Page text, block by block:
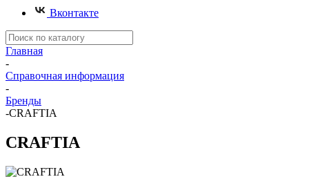
Вконтакте
Главная
-
Справочная информация
-
Бренды
-CRAFTIA
CRAFTIA